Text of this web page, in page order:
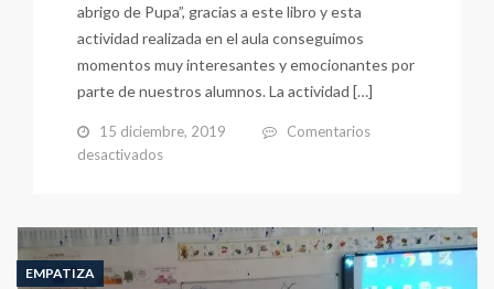
abrigo de Pupa”, gracias a este libro y esta
actividad realizada en el aula conseguimos
momentos muy interesantes y emocionantes por
parte de nuestros alumnos. La actividad […]
15 diciembre, 2019
Comentarios
desactivadosen
(octubre
y
noviembre
EMPATIZA